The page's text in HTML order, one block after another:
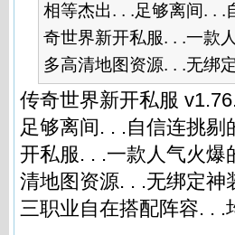
相等杰出. . .足够离间. .
奇世界新开私服. . .一款
多高清地图资源. . .无绑
传奇世界新开私服
足够离间. . .自信连挑
开私服. . .一款人气火爆
清地图资源. . .无绑定神
三职业自在搭配阵容. . .